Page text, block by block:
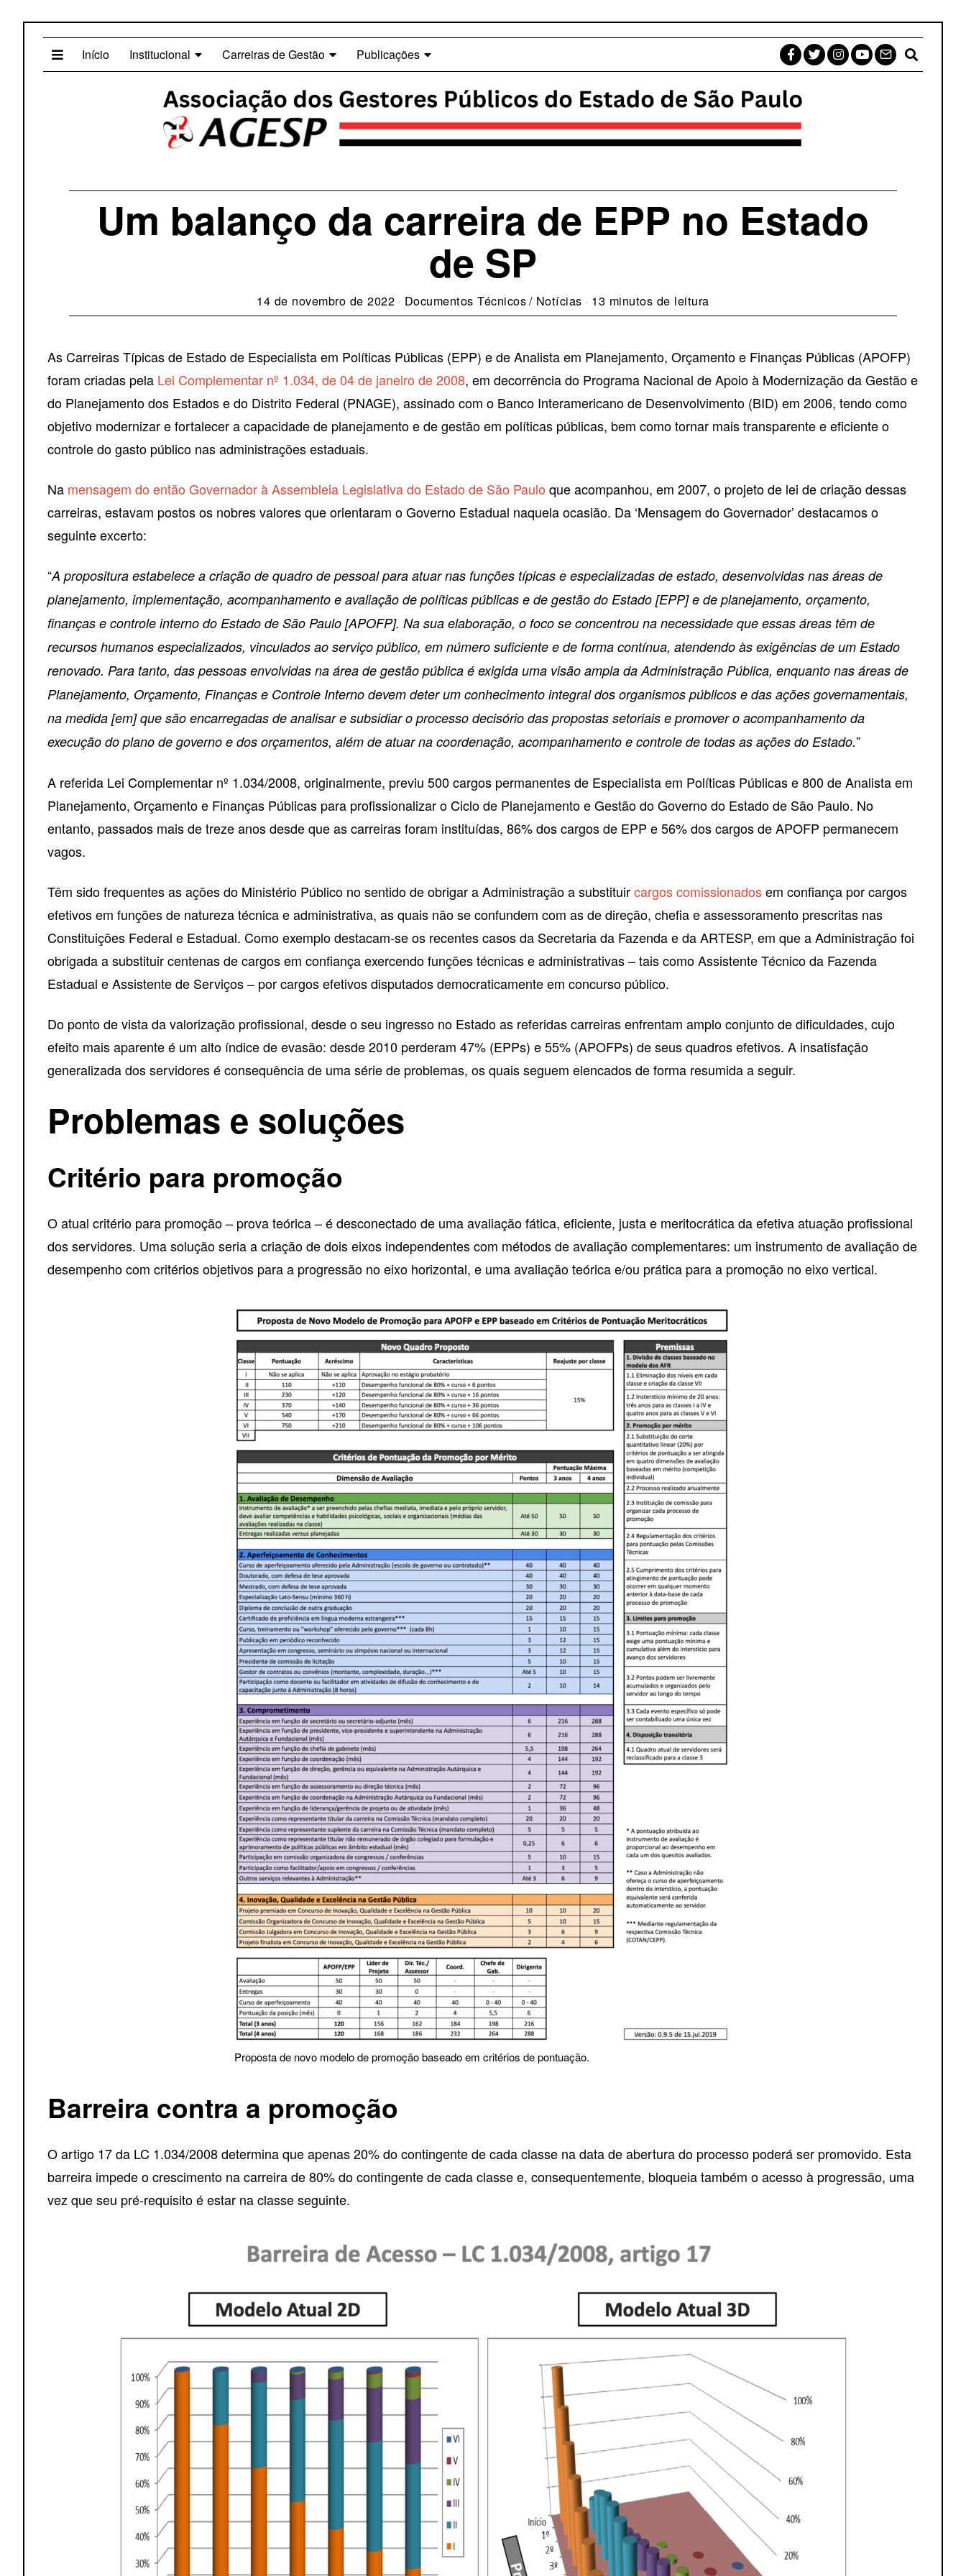
Início Institucional Carreiras de Gestão Publicações
Um balanço da carreira de EPP no Estado
de SP
14 de novembro de 2022 Documentos Técnicos/ Notícias 13 minutos de leitura
As Carreiras Típicas de Estado de Especialista em Políticas Públicas (EPP) e de Analista em Planejamento, Orçamento e Finanças Públicas (APOFP)
foram criadas pela Lei Complementar nº 1.034, de 04 de janeiro de 2008, em decorrência do Programa Nacional de Apoio à Modernização da Gestão e
do Planejamento dos Estados e do Distrito Federal (PNAGE), assinado com o Banco Interamericano de Desenvolvimento (BID) em 2006, tendo como
objetivo modernizar e fortalecer a capacidade de planejamento e de gestão em políticas públicas, bem como tornar mais transparente e eficiente o
controle do gasto público nas administrações estaduais.
Na mensagem do então Governador à Assembleia Legislativa do Estado de São Paulo que acompanhou, em 2007, o projeto de lei de criação dessas
carreiras, estavam postos os nobres valores que orientaram o Governo Estadual naquela ocasião. Da ‘Mensagem do Governador’ destacamos o
seguinte excerto:
“A propositura estabelece a criação de quadro de pessoal para atuar nas funções típicas e especializadas de estado, desenvolvidas nas áreas de
planejamento, implementação, acompanhamento e avaliação de políticas públicas e de gestão do Estado [EPP] e de planejamento, orçamento,
finanças e controle interno do Estado de São Paulo [APOFP]. Na sua elaboração, o foco se concentrou na necessidade que essas áreas têm de
recursos humanos especializados, vinculados ao serviço público, em número suficiente e de forma contínua, atendendo às exigências de um Estado
renovado. Para tanto, das pessoas envolvidas na área de gestão pública é exigida uma visão ampla da Administração Pública, enquanto nas áreas de
Planejamento, Orçamento, Finanças e Controle Interno devem deter um conhecimento integral dos organismos públicos e das ações governamentais,
na medida [em] que são encarregadas de analisar e subsidiar o processo decisório das propostas setoriais e promover o acompanhamento da
execução do plano de governo e dos orçamentos, além de atuar na coordenação, acompanhamento e controle de todas as ações do Estado.”
A referida Lei Complementar nº 1.034/2008, originalmente, previu 500 cargos permanentes de Especialista em Políticas Públicas e 800 de Analista em
Planejamento, Orçamento e Finanças Públicas para profissionalizar o Ciclo de Planejamento e Gestão do Governo do Estado de São Paulo. No
entanto, passados mais de treze anos desde que as carreiras foram instituídas, 86% dos cargos de EPP e 56% dos cargos de APOFP permanecem
vagos.
Têm sido frequentes as ações do Ministério Público no sentido de obrigar a Administração a substituircargos comissionadosem confiança por cargos
efetivos em funções de natureza técnica e administrativa, as quais não se confundem com as de direção, chefia e assessoramento prescritas nas
Constituições Federal e Estadual. Como exemplo destacam-se os recentes casos da Secretaria da Fazenda e da ARTESP, em que a Administração foi
obrigada a substituir centenas de cargos em confiança exercendo funções técnicas e administrativas – tais como Assistente Técnico da Fazenda
Estadual e Assistente de Serviços – por cargos efetivos disputados democraticamente em concurso público.
Do ponto de vista da valorização profissional, desde o seu ingresso no Estado as referidas carreiras enfrentam amplo conjunto de dificuldades, cujo
efeito mais aparente é um alto índice de evasão: desde 2010 perderam 47% (EPPs) e 55% (APOFPs) de seus quadros efetivos. A insatisfação
generalizada dos servidores é consequência de uma série de problemas, os quais seguem elencados de forma resumida a seguir.
Problemas e soluções
Critério para promoção
O atual critério para promoção – prova teórica – é desconectado de uma avaliação fática, eficiente, justa e meritocrática da efetiva atuação profissional
dos servidores. Uma solução seria a criação de dois eixos independentes com métodos de avaliação complementares: um instrumento de avaliação de
desempenho com critérios objetivos para a progressão no eixo horizontal, e uma avaliação teórica e/ou prática para a promoção no eixo vertical.
Proposta de novo modelo de promoção baseado em critérios de pontuação.
Barreira contra a promoção
O artigo 17 da LC 1.034/2008 determina que apenas 20% do contingente de cada classe na data de abertura do processo poderá ser promovido. Esta
barreira impede o crescimento na carreira de 80% do contingente de cada classe e, consequentemente, bloqueia também o acesso à progressão, uma
vez que seu pré-requisito é estar na classe seguinte.